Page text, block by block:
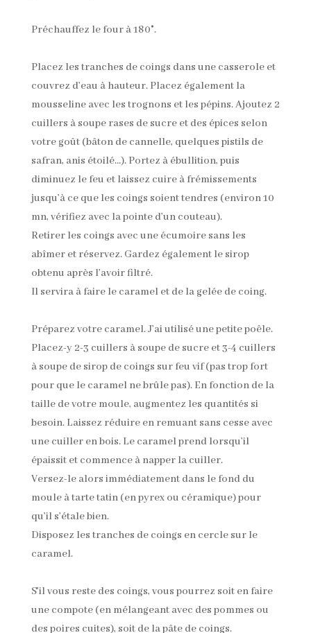
Préchauffez le four à 180°.
Placez les tranches de coings dans une casserole et
couvrez d’eau à hauteur. Placez également la
mousseline avec les trognons et les pépins. Ajoutez 2
cuillers à soupe rases de sucre et des épices selon
votre goût (bâton de cannelle, quelques pistils de
safran, anis étoilé…). Portez à ébullition, puis
diminuez le feu et laissez cuire à frémissements
jusqu’à ce que les coings soient tendres (environ 10
mn, vérifiez avec la pointe d’un couteau).
Retirer les coings avec une écumoire sans les
abîmer et réservez. Gardez également le sirop
obtenu après l’avoir filtré.
Il servira à faire le caramel et de la gelée de coing.
Préparez votre caramel. J’ai utilisé une petite poêle.
Placez-y 2-3 cuillers à soupe de sucre et 3-4 cuillers
à soupe de sirop de coings sur feu vif (pas trop fort
pour que le caramel ne brûle pas). En fonction de la
taille de votre moule, augmentez les quantités si
besoin. Laissez réduire en remuant sans cesse avec
une cuiller en bois. Le caramel prend lorsqu’il
épaissit et commence à napper la cuiller.
Versez-le alors immédiatement dans le fond du
moule à tarte tatin (en pyrex ou céramique) pour
qu’il s’étale bien.
Disposez les tranches de coings en cercle sur le
caramel.
S’il vous reste des coings, vous pourrez soit en faire
une compote (en mélangeant avec des pommes ou
des poires cuites), soit de la pâte de coings.